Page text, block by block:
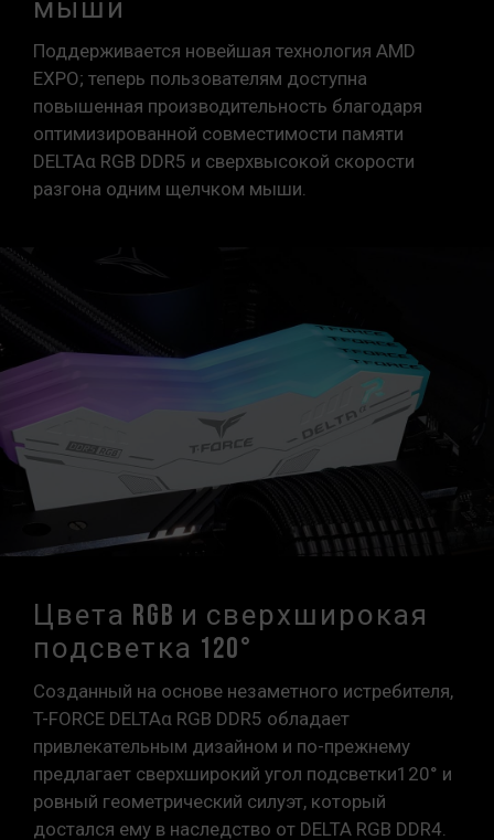
Модули памяти TEAMGROUP тестируются в
условиях нормального напряжения. При
возникновении проблем, связанных с
неисправностями процессора или
материнской платы, обратитесь в
соответствующую службу послепродажного
обслуживания производителя процессора
или материнской платы.
мыши
Поддерживается новейшая технология AMD
EXPO; теперь пользователям доступна
повышенная производительность благодаря
оптимизированной совместимости памяти
DELTAα RGB DDR5 и сверхвысокой скорости
разгона одним щелчком мыши.
Цвета RGB и сверхширокая
подсветка 120°
Созданный на основе незаметного истребителя,
T-FORCE DELTAα RGB DDR5 обладает
привлекательным дизайном и по-прежнему
предлагает сверхширокий угол подсветки120° и
ровный геометрический силуэт, который
достался ему в наследство от DELTA RGB DDR4.